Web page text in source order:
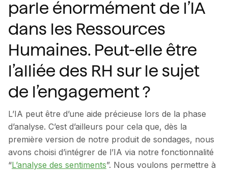
parle énormément de l’IA
dans les Ressources
Humaines. Peut-elle être
l’alliée des RH sur le sujet
de l’engagement ?
L’IA peut être d’une aide précieuse lors de la phase
d’analyse. C’est d’ailleurs pour cela que, dès la
première version de notre produit de sondages, nous
avons choisi d’intégrer de l’IA via notre fonctionnalité
“L’analyse des sentiments”. Nous voulons permettre à